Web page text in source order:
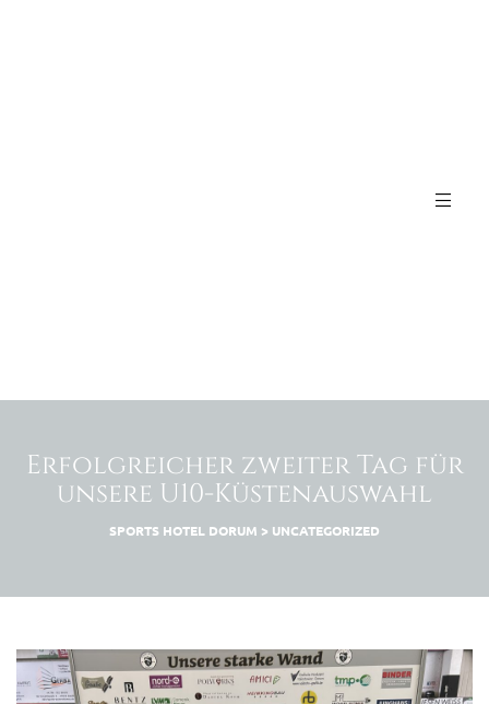
Erfolgreicher zweiter Tag für
unsere U10-Küstenauswahl
SPORTS HOTEL DORUM > UNCATEGORIZED